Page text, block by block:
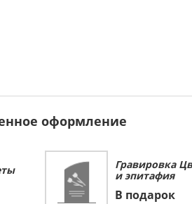
оформление
Гравировка
и эпитафия
В подарок